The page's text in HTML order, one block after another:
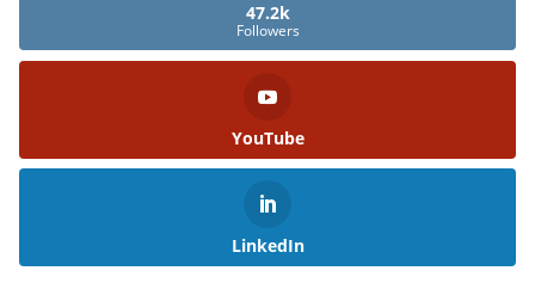
47.2k
Followers
YouTube
LinkedIn